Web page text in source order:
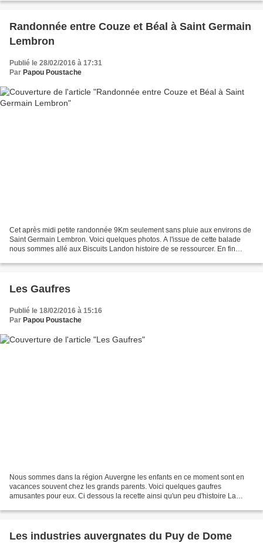
Randonnée entre Couze et Béal à Saint Germain
Lembron
Publié le 28/02/2016 à 17:31
Par Papou Poustache
Cet après midi petite randonnée 9Km seulement sans pluie aux environs de
Saint Germain Lembron. Voici quelques photos. A l'issue de cette balade
nous sommes allé aux Biscuits Landon histoire de se ressourcer. En fin
Les Gaufres
Publié le 18/02/2016 à 15:16
Par Papou Poustache
Nous sommes dans la région Auvergne les enfants en ce moment sont en
vacances souvent chez les grands parents. Voici quelques gaufres
amusantes pour eux. Ci dessous la recette ainsi qu'un peu d'histoire La
Les industries auvergnates du Puy de Dome